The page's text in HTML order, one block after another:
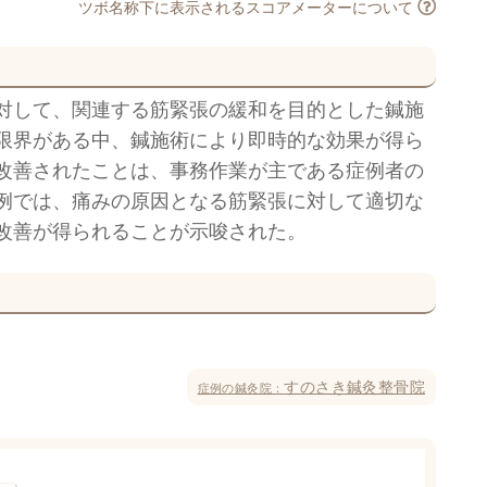
ツボ名称下に表示されるスコアメーターについて
て、関連する筋緊張の緩和を目的とした鍼施
がある中、鍼施術により即時的な効果が得ら
されたことは、事務作業が主である症例者の
は、痛みの原因となる筋緊張に対して適切な
が得られることが示唆された。
症例の鍼灸院：すのさき鍼灸整骨院